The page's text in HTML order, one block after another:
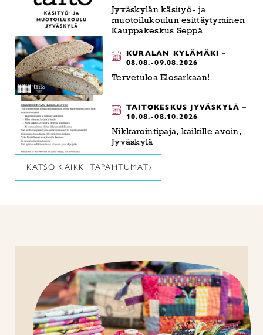
Jyväskylän käsityö- ja
muotoilukoulun esittäytyminen
Kauppakeskus Seppä
KURALAN KYLÄMÄKI –
08.08.-09.08.2026
Tervetuloa Elosarkaan!
TAITOKESKUS JYVÄSKYLÄ –
10.08.-08.10.2026
Nikkarointipaja, kaikille avoin,
Jyväskylä
KATSO KAIKKI TAPAHTUMAT